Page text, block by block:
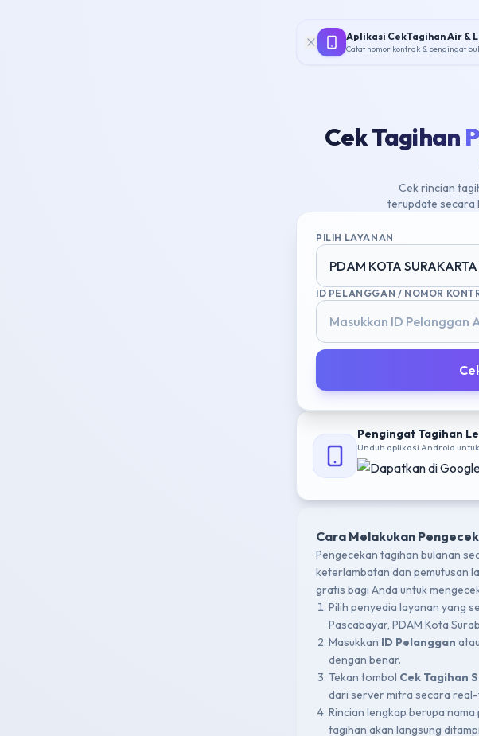
Aplikasi CekTagihan Air &
Catat nomor kontrak & pengingat
Cek Tagihan
Cek rincian
terupdate secara
PILIH LAYANAN
PDAM KOTA
ID PELANGGAN / NOMOR
Pengingat Tagihan
Unduh aplikasi Android
Cara Melakukan
Pengecekan tagihan bulanan
keterlambatan dan pemutusan
gratis bagi Anda untuk
Pilih penyedia layanan yang
Pascabayar, PDAM Kota
Masukkan ID Pelanggan
dengan benar.
Tekan tombol Cek Tagihan
dari server mitra secara real-
Rincian lengkap berupa
tagihan akan langsung